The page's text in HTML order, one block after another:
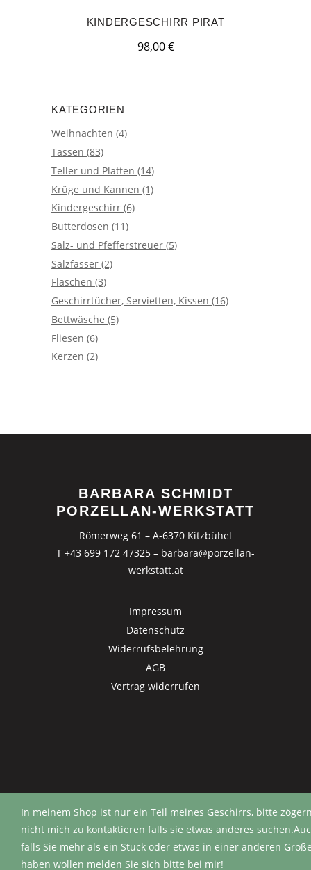
In meinem Shop ist nur ein Teil meines Geschirrs, bitte
nicht mich zu kontaktieren falls sie etwas anderes
falls Sie mehr als ein Stück oder etwas in einer anderen
haben wollen melden Sie sich bitte bei mir!
KINDERGESCHIRR PIRAT
98,00€
KATEGORIEN
Weihnachten (4)
Tassen (83)
Teller und Platten (14)
Krüge und Kannen (1)
Kindergeschirr (6)
Butterdosen (11)
Salz- und Pfefferstreuer (5)
Salzfässer (2)
Flaschen (3)
Geschirrtücher, Servietten, Kissen (16)
Bettwäsche (5)
Fliesen (6)
Kerzen (2)
BARBARA SCHMIDT
PORZELLAN-WERKSTATT
Römerweg 61 – A-6370 Kitzbühel
T +43 699 172 47325 – barbara@porzellan-
werkstatt.at
Impressum
Datenschutz
Widerrufsbelehrung
AGB
Vertrag widerrufen
Vertrag widerrufen